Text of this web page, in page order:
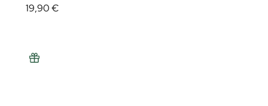
19,90 €